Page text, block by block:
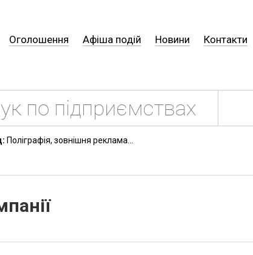
Оголошення Афіша подій Новини Контакти
Поліграфія, зовнішня реклама...